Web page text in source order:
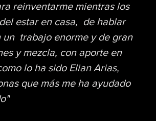
reinventarme mientras los
estar en casa,  de hablar
trabajo enorme y de gran
y mezcla, con aporte en
lo ha sido Elian Arias,
que más me ha ayudado